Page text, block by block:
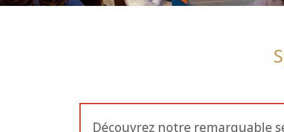
Découvrez notre remarquable